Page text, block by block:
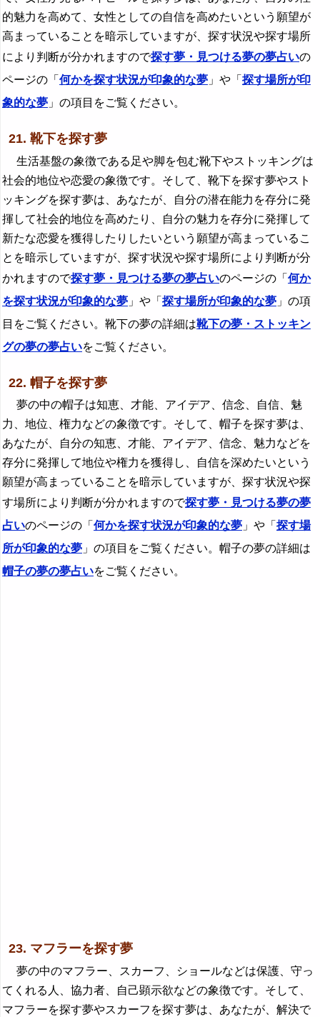
的魅力を高めて、女性としての自信を高めたいという願望が
高まっていることを暗示していますが、探す状況や探す場所
により判断が分かれますので探す夢・見つける夢の夢占いの
ページの「 何かを探す状況が印象的な夢 」や「 探す場所が印
象的な夢 」の項目をご覧ください。
21. 靴下を探す夢
生活基盤の象徴である足や脚を包む靴下やストッキングは
社会的地位や恋愛の象徴です。そして、靴下を探す夢やスト
ッキングを探す夢は、あなたが、自分の潜在能力を存分に発
揮して社会的地位を高めたり、自分の魅力を存分に発揮して
新たな恋愛を獲得したりしたいという願望が高まっているこ
とを暗示していますが、探す状況や探す場所により判断が分
かれますので探す夢・見つける夢の夢占いのページの「 何か
を探す状況が印象的な夢 」や「 探す場所が印象的な夢 」の項
目をご覧ください。靴下の夢の詳細は靴下の夢・ストッキン
グの夢の夢占いをご覧ください。
22. 帽子を探す夢
夢の中の帽子は知恵、才能、アイデア、信念、自信、魅
力、地位、権力などの象徴です。そして、帽子を探す夢は、
あなたが、自分の知恵、才能、アイデア、信念、魅力などを
存分に発揮して地位や権力を獲得し、自信を深めたいという
願望が高まっていることを暗示していますが、探す状況や探
す場所により判断が分かれますので探す夢・見つける夢の夢
占いのページの「 何かを探す状況が印象的な夢 」や「 探す場
所が印象的な夢 」の項目をご覧ください。帽子の夢の詳細は
帽子の夢の夢占いをご覧ください。
23. マフラーを探す夢
夢の中のマフラー、スカーフ、ショールなどは保護、守っ
てくれる人、協力者、自己顕示欲などの象徴です。そして、
マフラーを探す夢やスカーフを探す夢は、あなたが、解決で